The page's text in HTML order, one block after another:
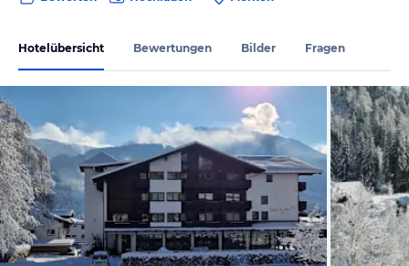
Hotelübersicht Bewertungen Bilder Fragen
vom